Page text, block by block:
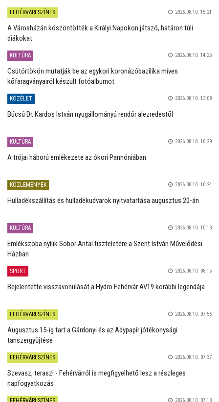
FEHÉRVÁRI SZÍNES 2026.08.10. 15:21
A Városházán köszöntötték a Királyi Napokon játszó, határon túli
diákokat
KULTÚRA 2026.08.10. 14:25
Csütörtökön mutatják be az egykori koronázóbazilika míves
kőfaragványairól készült fotóalbumot
KÖZÉLET 2026.08.10. 13:08
Búcsú Dr. Kardos István nyugállományú rendőr alezredestől
KULTÚRA 2026.08.10. 10:29
A trójai háború emlékezete az ókori Pannóniában
KÖZLEMÉNYEK 2026.08.10. 10:24
Hulladékszállítás és hulladékudvarok nyitvatartása augusztus 20-án
KULTÚRA 2026.08.10. 10:13
Emlékszoba nyílik Sobor Antal tiszteletére a Szent István Művelődési
Házban
SPORT 2026.08.10. 08:15
Bejelentette visszavonulását a Hydro Fehérvár AV19 korábbi legendája
FEHÉRVÁRI SZÍNES 2026.08.10. 07:56
Augusztus 15-ig tart a Gárdonyi és az Adypapír jótékonysági
tanszergyűjtése
FEHÉRVÁRI SZÍNES 2026.08.10. 07:37
Szevasz, terasz! - Fehérvárról is megfigyelhető lesz a részleges
napfogyatkozás
FEHÉRVÁRI SZÍNES 2026.08.10. 07:10